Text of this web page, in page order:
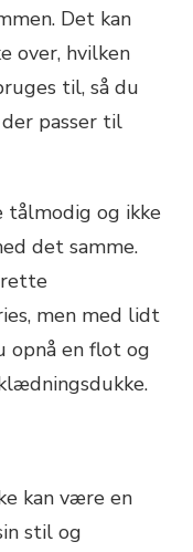
Det kan
over, hvilken
til, så du
passer til
og ikke
det samme.
men med lidt
opnå en flot og
kan være en
stil og